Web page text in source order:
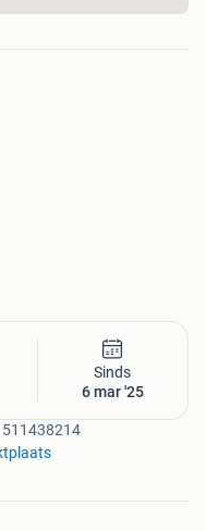
Sinds
6 mar '25